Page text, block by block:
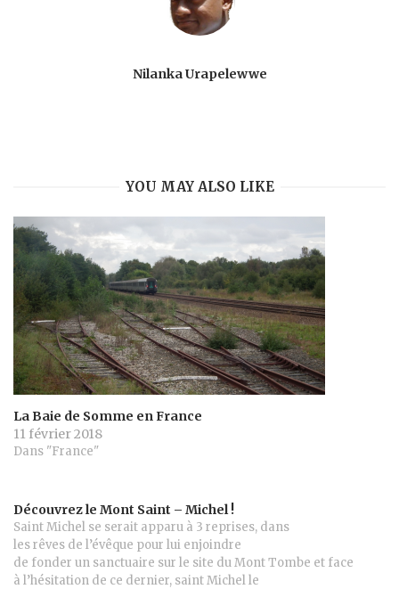
Nilanka Urapelewwe
YOU MAY ALSO LIKE
La Baie de Somme en France
11 février 2018
Dans "France"
Découvrez le Mont Saint – Michel !
Saint Michel se serait apparu à 3 reprises, dans
les rêves de l’évêque pour lui enjoindre
de fonder un sanctuaire sur le site du Mont Tombe et face
à l’hésitation de ce dernier, saint Michel le